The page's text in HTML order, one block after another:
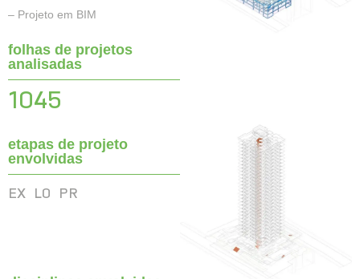
– Projeto em BIM
folhas de projetos
analisadas
1045
etapas de projeto
envolvidas
EX LO PR